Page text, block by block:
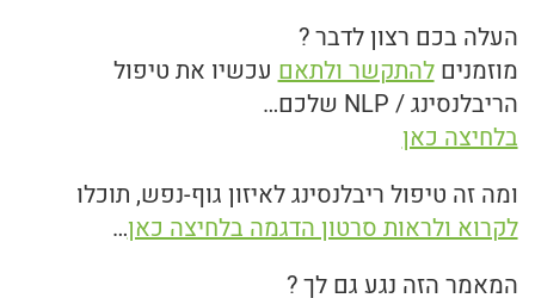
העלה בכם רצון לדבר ?
מוזמניםלהתקשר ולתאםעכשיו את טיפול
הריבלנסינג / NLP שלכם…
בלחיצה כאן
ומה זה טיפול ריבלנסינג לאיזון גוף-נפש, תוכלו
לקרוא ולראות סרטון הדגמה בלחיצה כאן…
המאמר הזה נגע גם לך ?